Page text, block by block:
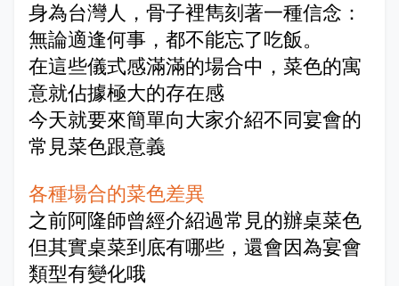
身為台灣人，骨子裡雋刻著一種信念：
無論適逢何事，都不能忘了吃飯。
在這些儀式感滿滿的場合中，菜色的寓
意就佔據極大的存在感
今天就要來簡單向大家介紹不同宴會的
常見菜色跟意義
各種場合的菜色差異
之前阿隆師曾經介紹過常見的辦桌菜色
但其實桌菜到底有哪些，還會因為宴會
類型有變化哦